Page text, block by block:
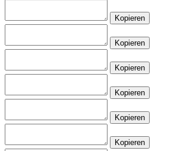
Kopieren
Kopieren
Kopieren
Kopieren
Kopieren
Kopieren